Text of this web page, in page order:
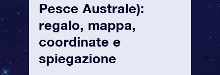
Pesce Australe):
regalo, mappa,
coordinate e
spiegazione